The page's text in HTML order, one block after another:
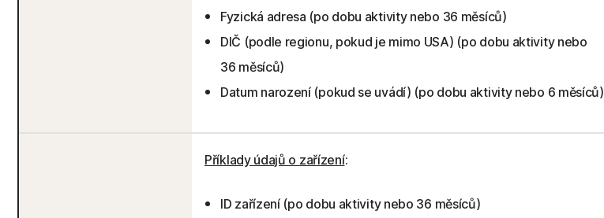
Fyzická adresa (po dobu aktivity nebo 36 měsíců)
DIČ (podle regionu, pokud je mimo USA) (po dobu aktivity nebo
36 měsíců)
Datum narození (pokud se uvádí) (po dobu aktivity nebo 6 měsíců)
Příklady údajů o zařízení:
ID zařízení (po dobu aktivity nebo 36 měsíců)